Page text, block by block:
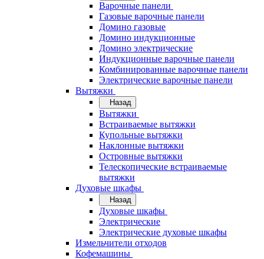
Варочные панели
Газовые варочные панели
Домино газовые
Домино индукционные
Домино электрические
Индукционные варочные панели
Комбинированные варочные панели
Электрические варочные панели
Вытяжки
Назад
Вытяжки
Встраиваемые вытяжки
Купольные вытяжки
Наклонные вытяжки
Островные вытяжки
Телескопические встраиваемые
вытяжки
Духовые шкафы
Назад
Духовые шкафы
Электрические
Электрические духовые шкафы
Измельчители отходов
Кофемашины